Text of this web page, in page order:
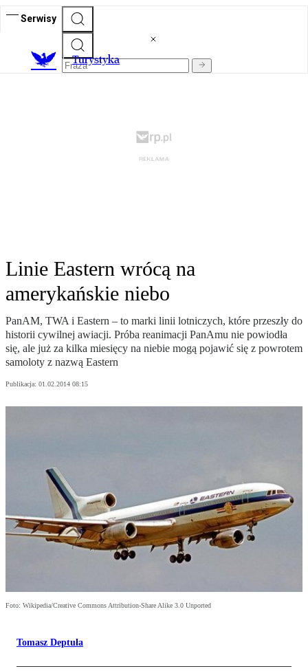
Serwisy
Turystyka
Linie Eastern wrócą na
amerykańskie niebo
PanAM, TWA i Eastern – to marki linii lotniczych, które przeszły do
historii cywilnej awiacji. Próba reanimacji PanAmu nie powiodła
się, ale już za kilka miesięcy na niebie mogą pojawić się z powrotem
samoloty z nazwą Eastern
Publikacja: 01.02.2014 08:15
Foto: Wikipedia/Creative Commons Attribution-Share Alike 3.0 Unported
Tomasz Deptuła